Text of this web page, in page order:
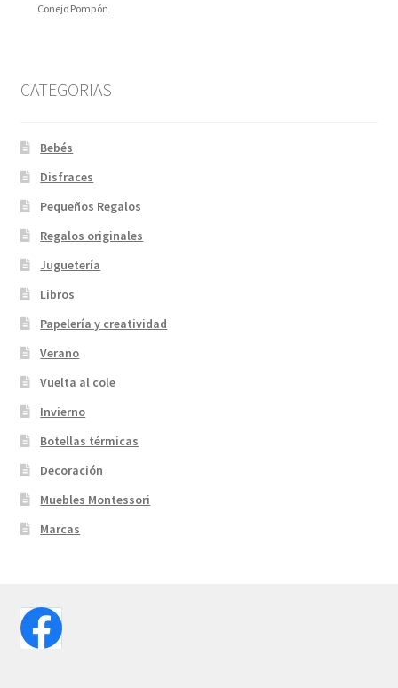
Conejo Pompón
CATEGORIAS
Bebés
Disfraces
Pequeños Regalos
Regalos originales
Juguetería
Libros
Papelería y creatividad
Verano
Vuelta al cole
Invierno
Botellas térmicas
Decoración
Muebles Montessori
Marcas